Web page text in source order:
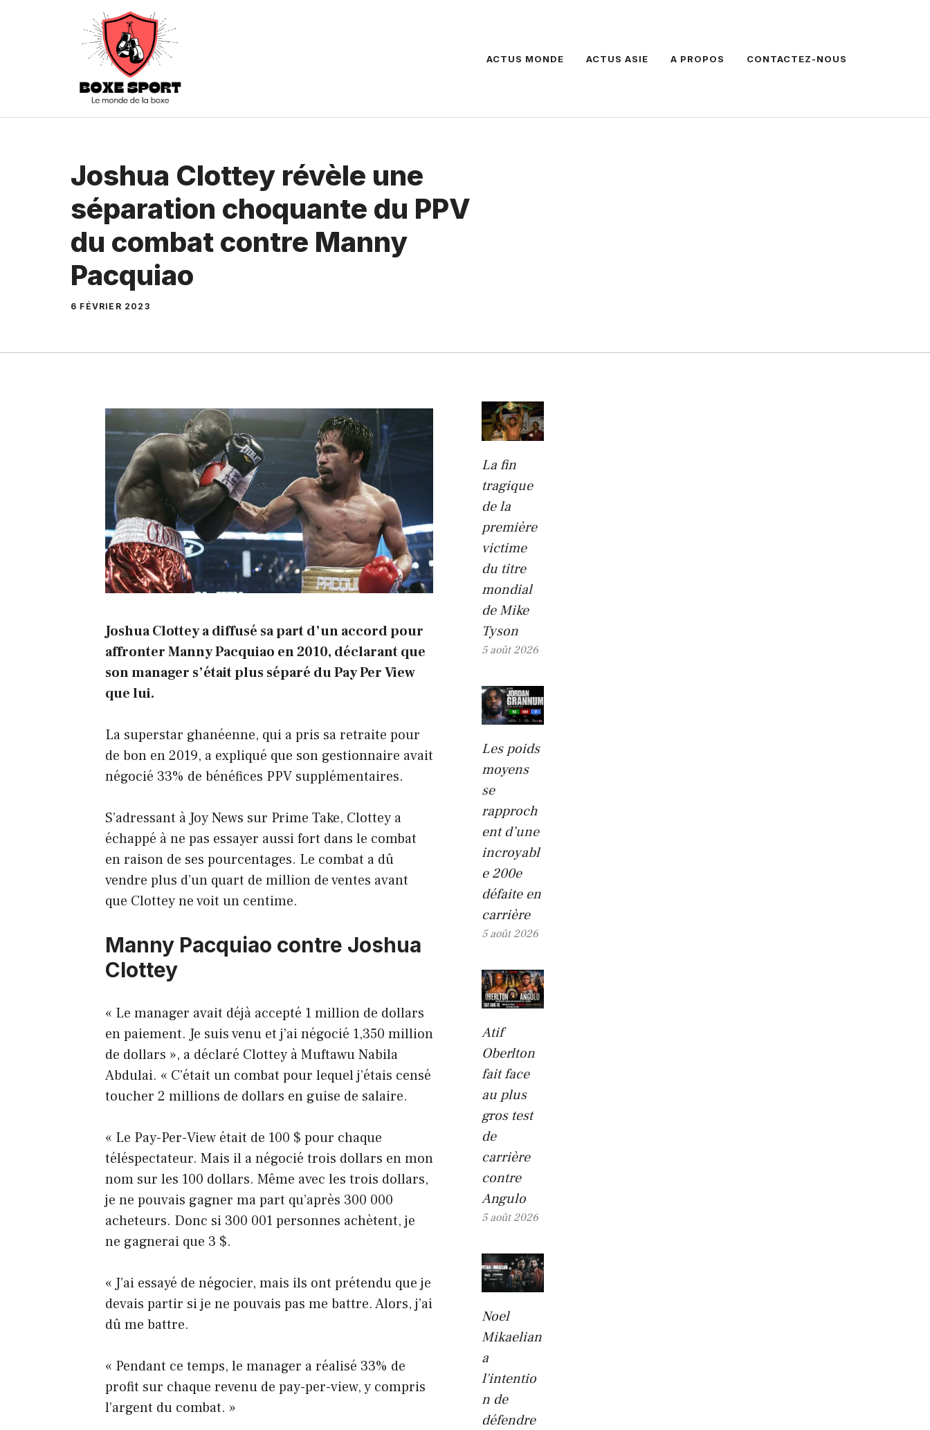
ACTUS MONDE ACTUS ASIE A PROPOS CONTACTEZ-NOUS
Joshua Clottey révèle une
séparation choquante du PPV
du combat contre Manny
Pacquiao
6 FÉVRIER 2023
Joshua Clottey a diffusé sa part d’un accord pour
affronter Manny Pacquiao en 2010, déclarant que
son manager s’était plus séparé du Pay Per View
que lui.
La superstar ghanéenne, qui a pris sa retraite pour
de bon en 2019, a expliqué que son gestionnaire avait
négocié 33% de bénéfices PPV supplémentaires.
S’adressant à Joy News sur Prime Take, Clottey a
échappé à ne pas essayer aussi fort dans le combat
en raison de ses pourcentages. Le combat a dû
vendre plus d’un quart de million de ventes avant
que Clottey ne voit un centime.
Manny Pacquiao contre Joshua
Clottey
« Le manager avait déjà accepté 1 million de dollars
en paiement. Je suis venu et j’ai négocié 1,350 million
de dollars », a déclaré Clottey à Muftawu Nabila
Abdulai. « C’était un combat pour lequel j’étais censé
toucher 2 millions de dollars en guise de salaire.
« Le Pay-Per-View était de 100 $ pour chaque
téléspectateur. Mais il a négocié trois dollars en mon
nom sur les 100 dollars. Même avec les trois dollars,
je ne pouvais gagner ma part qu’après 300 000
acheteurs. Donc si 300 001 personnes achètent, je
ne gagnerai que 3 $.
« J’ai essayé de négocier, mais ils ont prétendu que je
devais partir si je ne pouvais pas me battre. Alors, j’ai
dû me battre.
« Pendant ce temps, le manager a réalisé 33% de
profit sur chaque revenu de pay-per-view, y compris
l’argent du combat. »
La fin
tragique
de la
première
victime
du titre
mondial
de Mike
Tyson
5 août 2026
Les poids
moyens
se
rapproch
ent d’une
incroyabl
e 200e
défaite en
carrière
5 août 2026
Atif
Oberlton
fait face
au plus
gros test
de
carrière
contre
Angulo
5 août 2026
Noel
Mikaelian
a
l'intentio
n de
défendre